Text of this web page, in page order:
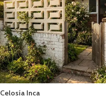
Celosía Inca